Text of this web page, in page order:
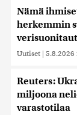
Nämä
herkemmin
Uutiset | 5.8.2026
Reuters:
miljoona
varastotilaa